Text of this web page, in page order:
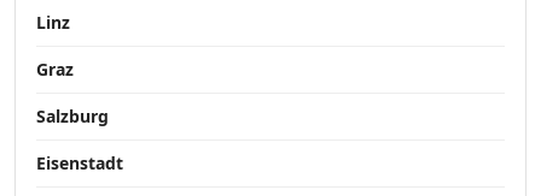
Linz
Graz
Salzburg
Eisenstadt